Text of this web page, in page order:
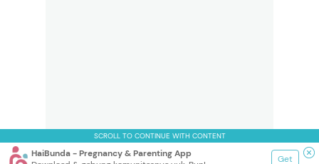
SCROLL TO CONTINUE WITH CONTENT
HaiBunda - Pregnancy & Parenting App
Get